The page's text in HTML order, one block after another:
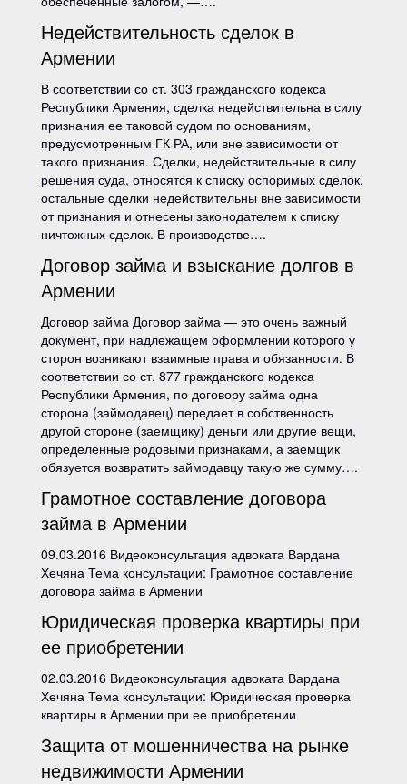
Недействительность сделок в
Армении
В соответствии со ст. 303 гражданского кодекса
Республики Армения, сделка недействительна в силу
признания ее таковой судом по основаниям,
предусмотренным ГК РА, или вне зависимости от
такого признания. Сделки, недействительные в силу
решения суда, относятся к списку оспоримых сделок,
остальные сделки недействительны вне зависимости
от признания и отнесены законодателем к списку
ничтожных сделок. В производстве….
Договор займа и взыскание долгов в
Армении
Договор займа Договор займа — это очень важный
документ, при надлежащем оформлении которого у
сторон возникают взаимные права и обязанности. В
соответствии со ст. 877 гражданского кодекса
Республики Армения, по договору займа одна
сторона (займодавец) передает в собственность
другой стороне (заемщику) деньги или другие вещи,
определенные родовыми признаками, а заемщик
обязуется возвратить займодавцу такую же сумму….
Грамотное составление договора
займа в Армении
09.03.2016 Видеоконсультация адвоката Вардана
Хечяна Тема консультации: Грамотное составление
договора займа в Армении
Юридическая проверка квартиры при
ее приобретении
02.03.2016 Видеоконсультация адвоката Вардана
Хечяна Тема консультации: Юридическая проверка
квартиры в Армении при ее приобретении
Защита от мошенничества на рынке
недвижимости Армении